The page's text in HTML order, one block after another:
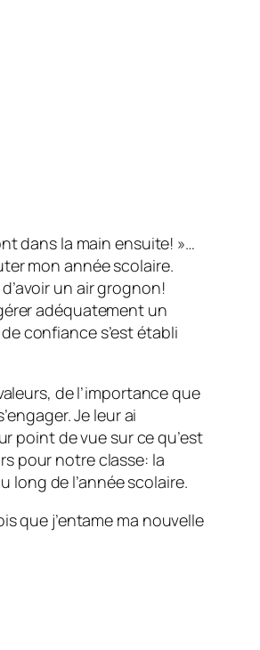
dans la main ensuite! »…
mon année scolaire.
un air grognon!
adéquatement un
confiance s’est établi
de l’importance que
Je leur ai
point de vue sur ce qu’est
pour notre classe: la
long de l’année scolaire.
que j’entame ma nouvelle